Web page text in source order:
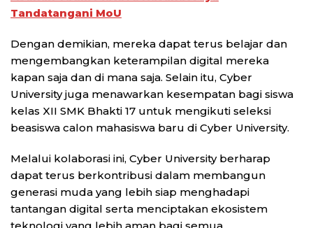
Tandatangani MoU
Dengan demikian, mereka dapat terus belajar dan
mengembangkan keterampilan digital mereka
kapan saja dan di mana saja. Selain itu, Cyber
University juga menawarkan kesempatan bagi siswa
kelas XII SMK Bhakti 17 untuk mengikuti seleksi
beasiswa calon mahasiswa baru di Cyber University.
Melalui kolaborasi ini, Cyber University berharap
dapat terus berkontribusi dalam membangun
generasi muda yang lebih siap menghadapi
tantangan digital serta menciptakan ekosistem
teknologi yang lebih aman bagi semua.